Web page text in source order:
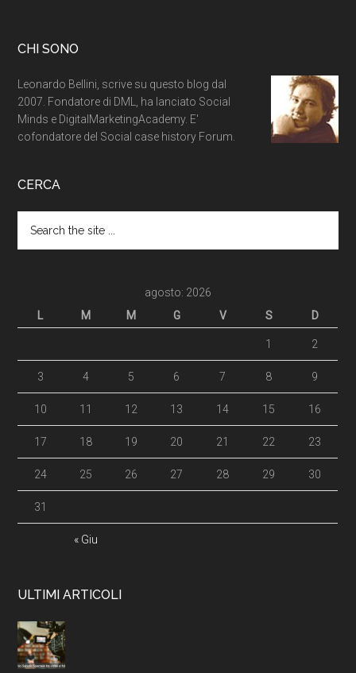
CHI SONO
Leonardo Bellini, scrive su questo blog dal
2007. Fondatore di DML, ha lanciato Social
Minds e DigitalMarketingAcademy. E'
cofondatore del Social case history Forum.
CERCA
agosto: 2026
L
M M G V S D
« Giu
1 2
3 4 5 6 7 8 9
10 11 12 13 14 15 16
17 18 19 20 21 22 23
24 25 26 27 28 29 30
31
ULTIMI ARTICOLI